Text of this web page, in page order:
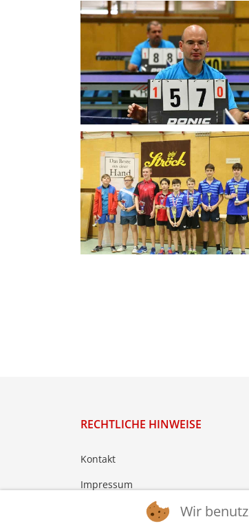
RECHTLICHE HINWEISE
Kontakt
Impressum
Wir